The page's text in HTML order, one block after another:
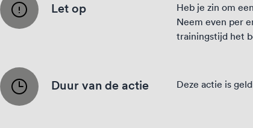
Let op
Heb je zin om
Neem even per
trainingstijd het
Duur van de actie Deze actie is